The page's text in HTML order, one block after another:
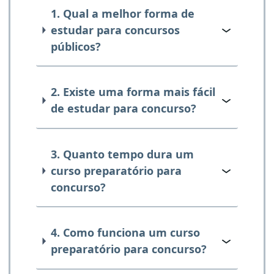
1. Qual a melhor forma de
estudar para concursos
públicos?
2. Existe uma forma mais fácil
de estudar para concurso?
3. Quanto tempo dura um
curso preparatório para
concurso?
4. Como funciona um curso
preparatório para concurso?